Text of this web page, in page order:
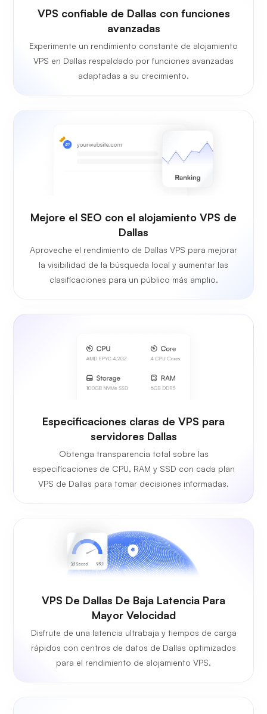
VPS confiable de Dallas con funciones
avanzadas
Experimente un rendimiento constante de alojamiento
VPS en Dallas respaldado por funciones avanzadas
adaptadas a su crecimiento.
Mejore el SEO con el alojamiento VPS de
Dallas
Aproveche el rendimiento de Dallas VPS para mejorar
la visibilidad de la búsqueda local y aumentar las
clasificaciones para un público más amplio.
Especificaciones claras de VPS para
servidores Dallas
Obtenga transparencia total sobre las
especificaciones de CPU, RAM y SSD con cada plan
VPS de Dallas para tomar decisiones informadas.
VPS De Dallas De Baja Latencia Para
Mayor Velocidad
Disfrute de una latencia ultrabaja y tiempos de carga
rápidos con centros de datos de Dallas optimizados
para el rendimiento de alojamiento VPS.